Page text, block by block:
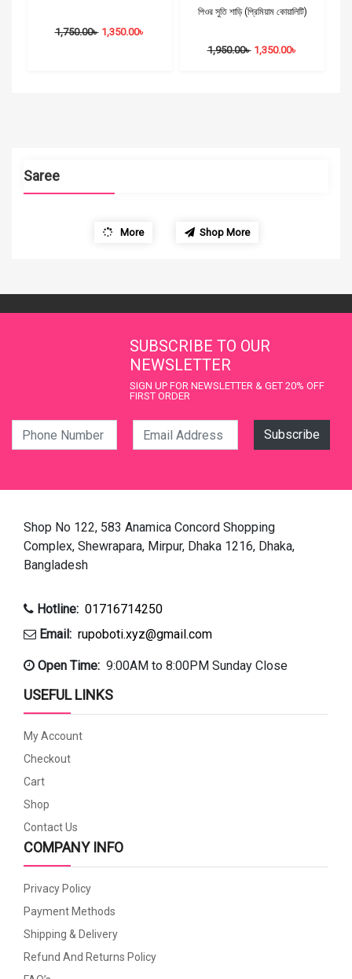
1,750.00৳ 1,350.00৳
পিওর সুতি শাড়ি (প্রিমিয়াম কোয়ালিটি)
1,950.00৳ 1,350.00৳
Saree
More Shop More
SUBSCRIBE TO OUR
NEWSLETTER
SIGN UP FOR NEWSLETTER & GET 20% OFF
FIRST ORDER
Phone Number Email Address
Shop No 122, 583 Anamica Concord Shopping
Complex, Shewrapara, Mirpur, Dhaka 1216, Dhaka,
Bangladesh
Hotline: 01716714250
Email: rupoboti.xyz@gmail.com
Open Time: 9:00AM to 8:00PM Sunday Close
USEFUL LINKS
My Account
Checkout
Cart
Shop
Contact Us
COMPANY INFO
Privacy Policy
Payment Methods
Shipping & Delivery
Refund And Returns Policy